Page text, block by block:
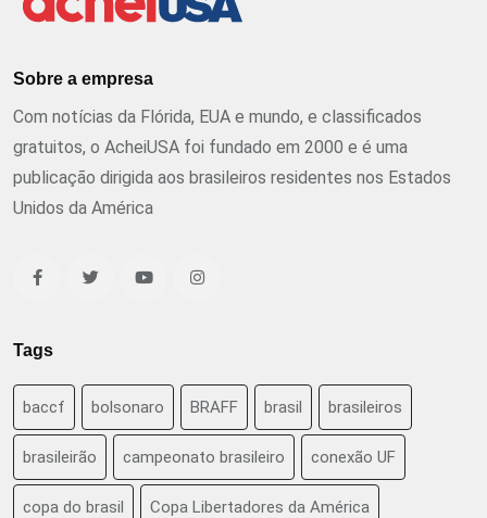
Sobre a empresa
Com notícias da Flórida, EUA e mundo, e classificados
gratuitos, o AcheiUSA foi fundado em 2000 e é uma
publicação dirigida aos brasileiros residentes nos Estados
Unidos da América
Tags
baccf bolsonaro BRAFF brasil brasileiros
brasileirão campeonato brasileiro conexão UF
copa do brasil Copa Libertadores da América